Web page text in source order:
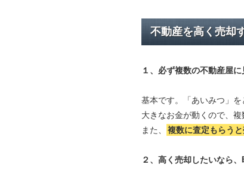
不動産を高く売却
１、必ず複数の不動産屋に
基本です。「あいみつ」を
大きなお金が動くので、複
また、
複数に査定もらうと
２、高く売却したいなら